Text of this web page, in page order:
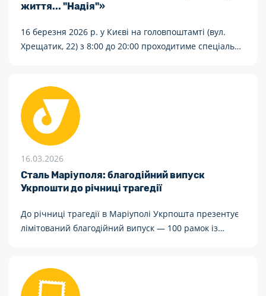
життя... "Надія"»
16 березня 2026 р. у Києві на головпоштамті (вул.
Хрещатик, 22) з 8:00 до 20:00 проходитиме спеціальне
16.03.2026
Сталь Маріуполя: благодійний випуск
Укрпошти до річниці трагедії
До річниці трагедії в Маріуполі Укрпошта презентує
лімітований благодійний випуск — 100 рамок із
довоєнної партії легендарної «Азовсталі».